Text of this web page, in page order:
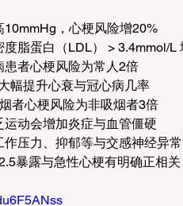
10mmHg，心梗风险增20%
度脂蛋白（LDL） > 3.4mmol/L
患者心梗风险为常人2倍
幅提升心衰与冠心病几率
者心梗风险为非吸烟者3倍
运动会增加炎症与血管僵硬
作压力、抑郁等与交感神经异
暴露与急性心梗有明确正相关